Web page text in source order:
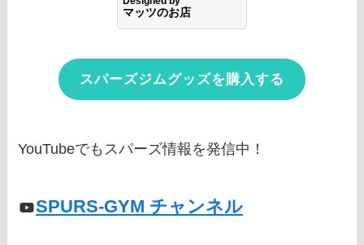
スパーズジムグッズを購入する
YouTubeでもスパーズ情報を発信中！
SPURS-GYM チャンネル